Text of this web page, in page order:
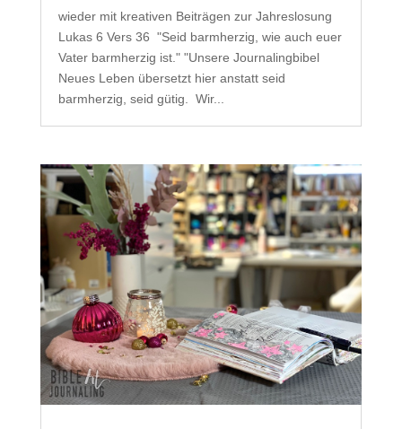
wieder mit kreativen Beiträgen zur Jahreslosung
Lukas 6 Vers 36 "Seid barmherzig, wie auch euer
Vater barmherzig ist." "Unsere Journalingbibel
Neues Leben übersetzt hier anstatt seid
barmherzig, seid gütig. Wir...